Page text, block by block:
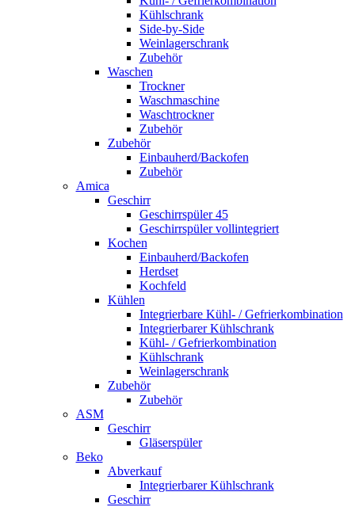
Kühlschrank
Side-by-Side
Weinlagerschrank
Zubehör
Waschen
Trockner
Waschmaschine
Waschtrockner
Zubehör
Zubehör
Einbauherd/Backofen
Zubehör
Amica
Geschirr
Geschirrspüler 45
Geschirrspüler vollintegriert
Kochen
Einbauherd/Backofen
Herdset
Kochfeld
Kühlen
Integrierbare Kühl- / Gefrierkombination
Integrierbarer Kühlschrank
Kühl- / Gefrierkombination
Kühlschrank
Weinlagerschrank
Zubehör
Zubehör
ASM
Geschirr
Gläserspüler
Beko
Abverkauf
Integrierbarer Kühlschrank
Geschirr